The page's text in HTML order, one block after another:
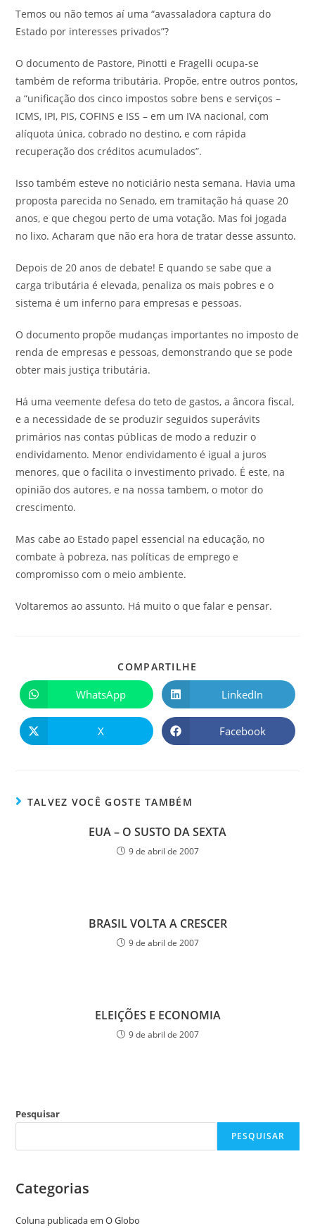
Temos ou não temos aí uma “avassaladora captura do
Estado por interesses privados”?
O documento de Pastore, Pinotti e Fragelli ocupa-se
também de reforma tributária. Propõe, entre outros pontos,
a “unificação dos cinco impostos sobre bens e serviços –
ICMS, IPI, PIS, COFINS e ISS – em um IVA nacional, com
alíquota única, cobrado no destino, e com rápida
recuperação dos créditos acumulados”.
Isso também esteve no noticiário nesta semana. Havia uma
proposta parecida no Senado, em tramitação há quase 20
anos, e que chegou perto de uma votação. Mas foi jogada
no lixo. Acharam que não era hora de tratar desse assunto.
Depois de 20 anos de debate! E quando se sabe que a
carga tributária é elevada, penaliza os mais pobres e o
sistema é um inferno para empresas e pessoas.
O documento propõe mudanças importantes no imposto de
renda de empresas e pessoas, demonstrando que se pode
obter mais justiça tributária.
Há uma veemente defesa do teto de gastos, a âncora fiscal,
e a necessidade de se produzir seguidos superávits
primários nas contas públicas de modo a reduzir o
endividamento. Menor endividamento é igual a juros
menores, que o facilita o investimento privado. É este, na
opinião dos autores, e na nossa tambem, o motor do
crescimento.
Mas cabe ao Estado papel essencial na educação, no
combate à pobreza, nas políticas de emprego e
compromisso com o meio ambiente.
Voltaremos ao assunto. Há muito o que falar e pensar.
COMPARTILHE
WhatsApp LinkedIn
X Facebook
TALVEZ VOCÊ GOSTE TAMBÉM
EUA – O SUSTO DA SEXTA
9 de abril de 2007
BRASIL VOLTA A CRESCER
9 de abril de 2007
ELEIÇÕES E ECONOMIA
9 de abril de 2007
Pesquisar
PESQUISAR
Categorias
Coluna publicada em O Globo